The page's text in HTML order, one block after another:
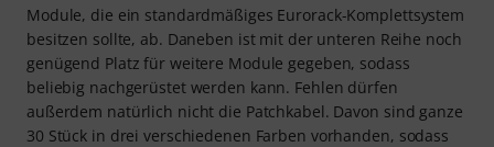
Module, die ein standardmäßiges Eurorack-Komplettsystem
besitzen sollte, ab. Daneben ist mit der unteren Reihe noch
genügend Platz für weitere Module gegeben, sodass
beliebig nachgerüstet werden kann. Fehlen dürfen
außerdem natürlich nicht die Patchkabel. Davon sind ganze
30 Stück in drei verschiedenen Farben vorhanden, sodass